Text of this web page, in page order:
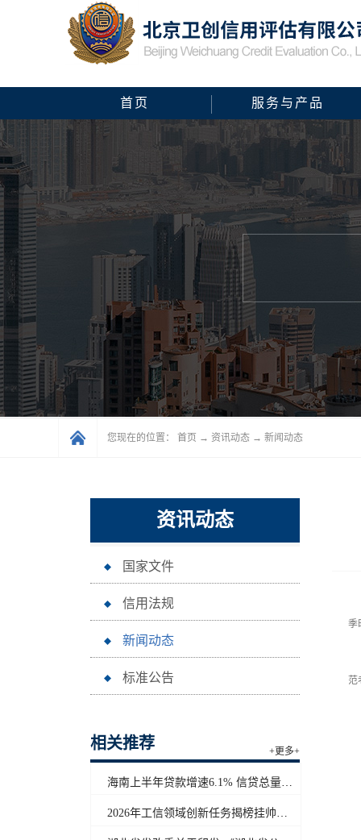
首页 服务与产品
您现在的位置： 首页 → 资讯动态 → 新闻动态
资讯动态
国家文件
信用法规
新闻动态
标准公告
相关推荐 +更多+
海南上半年贷款增速6.1% 信贷总量保持合理平稳增长
2026年工信领域创新任务揭榜挂帅工作启动
季
范